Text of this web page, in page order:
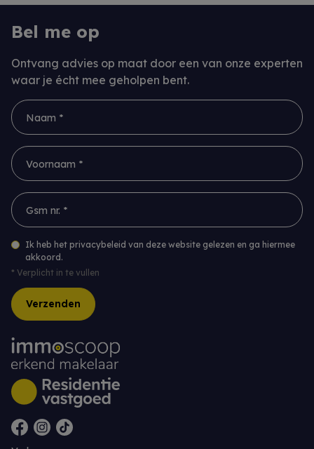
Bel me op
Ontvang advies op maat door een van onze experten
waar je écht mee geholpen bent.
Naam *
Voornaam *
Gsm nr. *
Ik heb het privacybeleid van deze website gelezen en ga hiermee
akkoord.
* Verplicht in te vullen
Verzenden